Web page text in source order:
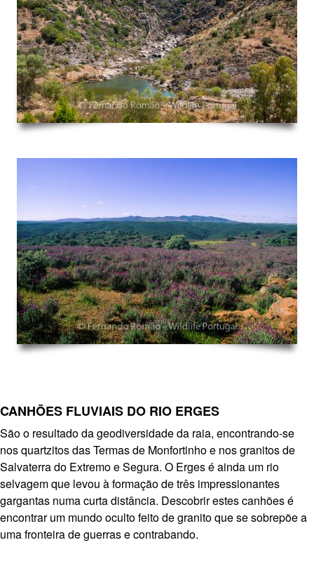
CANHÕES FLUVIAIS DO RIO ERGES
São o resultado da geodiversidade da raia, encontrando-se
nos quartzitos das Termas de Monfortinho e nos granitos de
Salvaterra do Extremo e Segura. O Erges é ainda um rio
selvagem que levou à formação de três impressionantes
gargantas numa curta distância. Descobrir estes canhões é
encontrar um mundo oculto feito de granito que se sobrepõe a
uma fronteira de guerras e contrabando.